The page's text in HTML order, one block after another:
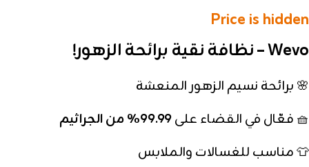
Price is hidden
Wevo – نظافة نقية برائحة الزهور!
🌸 برائحة نسيم الزهور المنعشة
🧺 فعّال في القضاء على99.99٪ من الجراثيم
👕 مناسب للغسالات والملابس